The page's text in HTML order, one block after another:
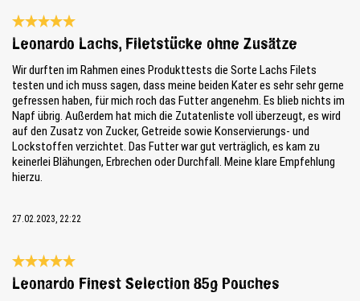
Bewertung mit 5 von 5 Sternen
Leonardo Lachs, Filetstücke ohne Zusätze
Wir durften im Rahmen eines Produkttests die Sorte Lachs Filets
testen und ich muss sagen, dass meine beiden Kater es sehr sehr gerne
gefressen haben, für mich roch das Futter angenehm. Es blieb nichts im
Napf übrig. Außerdem hat mich die Zutatenliste voll überzeugt, es wird
auf den Zusatz von Zucker, Getreide sowie Konservierungs- und
Lockstoffen verzichtet. Das Futter war gut verträglich, es kam zu
keinerlei Blähungen, Erbrechen oder Durchfall. Meine klare Empfehlung
hierzu.
27.02.2023, 22:22
Bewertung mit 5 von 5 Sternen
Leonardo Finest Selection 85g Pouches